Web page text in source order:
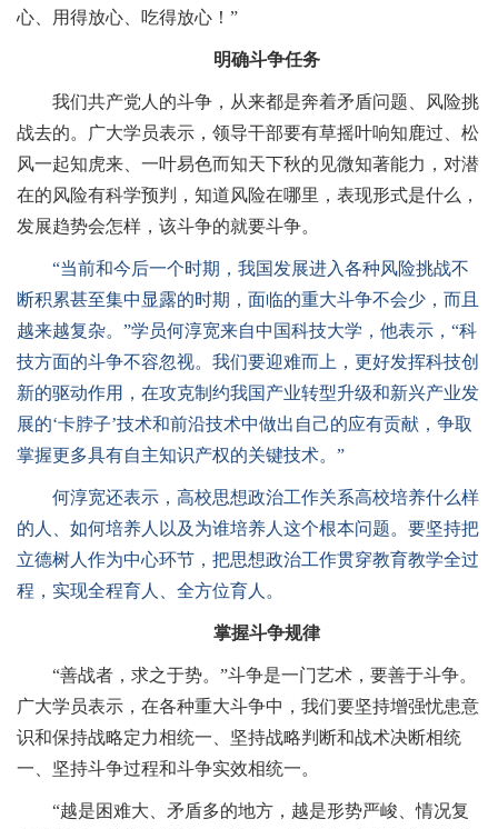
心、用得放心、吃得放心！”
明确斗争任务
我们共产党人的斗争，从来都是奔着矛盾问题、风险挑
战去的。广大学员表示，领导干部要有草摇叶响知鹿过、松
风一起知虎来、一叶易色而知天下秋的见微知著能力，对潜
在的风险有科学预判，知道风险在哪里，表现形式是什么，
发展趋势会怎样，该斗争的就要斗争。
“当前和今后一个时期，我国发展进入各种风险挑战不
断积累甚至集中显露的时期，面临的重大斗争不会少，而且
越来越复杂。”学员何淳宽来自中国科技大学，他表示，“科
技方面的斗争不容忽视。我们要迎难而上，更好发挥科技创
新的驱动作用，在攻克制约我国产业转型升级和新兴产业发
展的‘卡脖子’技术和前沿技术中做出自己的应有贡献，争取
掌握更多具有自主知识产权的关键技术。”
何淳宽还表示，高校思想政治工作关系高校培养什么样
的人、如何培养人以及为谁培养人这个根本问题。要坚持把
立德树人作为中心环节，把思想政治工作贯穿教育教学全过
程，实现全程育人、全方位育人。
掌握斗争规律
“善战者，求之于势。”斗争是一门艺术，要善于斗争。
广大学员表示，在各种重大斗争中，我们要坚持增强忧患意
识和保持战略定力相统一、坚持战略判断和战术决断相统
一、坚持斗争过程和斗争实效相统一。
“越是困难大、矛盾多的地方，越是形势严峻、情况复